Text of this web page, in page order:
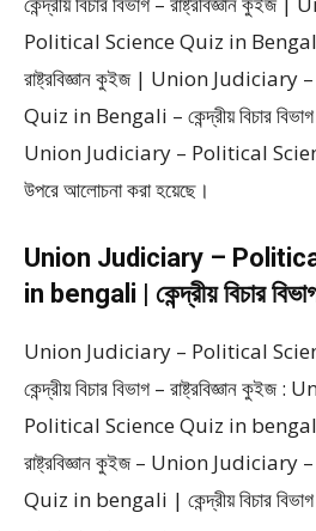
Political Science Quiz in Bengali :
রাষ্ট্রবিজ্ঞান কুইজ | Union
Quiz in Bengali – কেন্দ্রীয় বিচার বিভাগ
Union Judiciary – Political
উপরে আলোচনা করা হয়েছে।
Union Judiciary –
in bengali | কেন্দ্রীয় বিচার
Union Judiciary – Political
কেন্দ্রীয় বিচার বিভাগ – রাষ্ট্রবিজ্ঞান
Political Science Quiz in bengali |
রাষ্ট্রবিজ্ঞান কুইজ – Union
Quiz in bengali | কেন্দ্রীয় বিচার বিভাগ